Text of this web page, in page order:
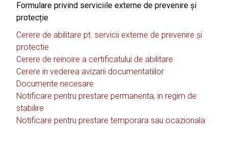
Formulare privind serviciile externe de prevenire și
protecție
Cerere de abilitare pt. servicii externe de prevenire și
protectie
Cerere de reinoire a certificatului de abilitare
Cerere in vederea avizarii documentatiilor
Documente necesare
Notificare pentru prestare permanenta, in regim de
stabilire
Notificare pentru prestare temporara sau ocazionala